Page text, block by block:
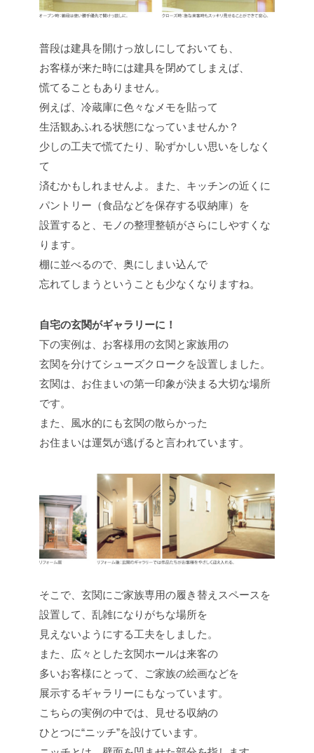
普段は建具を開けっ放しにしておいても、
お客様が来た時には建具を閉めてしまえば、
慌てることもありません。
例えば、冷蔵庫に色々なメモを貼って
生活観あふれる状態になっていませんか？
少しの工夫で慌てたり、恥ずかしい思いをしなく
て
済むかもしれませんよ。また、キッチンの近くに
パントリー（食品などを保存する収納庫）を
設置すると、モノの整理整頓がさらにしやすくな
ります。
棚に並べるので、奥にしまい込んで
忘れてしまうということも少なくなりますね。
自宅の玄関がギャラリーに！
下の実例は、お客様用の玄関と家族用の
玄関を分けてシューズクロークを設置しました。
玄関は、お住まいの第一印象が決まる大切な場所
です。
また、風水的にも玄関の散らかった
お住まいは運気が逃げると言われています。
そこで、玄関にご家族専用の履き替えスペースを
設置して、乱雑になりがちな場所を
見えないようにする工夫をしました。
また、広々とした玄関ホールは来客の
多いお客様にとって、ご家族の絵画などを
展示するギャラリーにもなっています。
こちらの実例の中では、見せる収納の
ひとつに“ニッチ”を設けています。